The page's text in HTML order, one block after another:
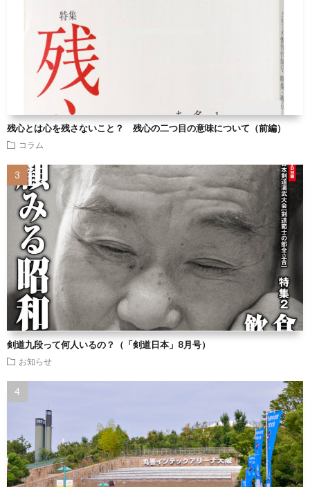
残心とは心を残さないこと？ 残心の二つ目の意味について（前編）
コラム
剣道九段って何人いるの？（「剣道日本」8月号）
お知らせ